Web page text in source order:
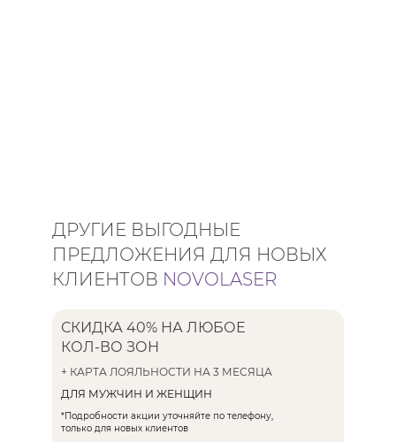
ДРУГИЕ ВЫГОДНЫЕ
ПРЕДЛОЖЕНИЯ ДЛЯ НОВЫХ
КЛИЕНТОВ NOVOLASER
СКИДКА 40% НА ЛЮБОЕ
КОЛ-ВО ЗОН
+ КАРТА ЛОЯЛЬНОСТИ НА 3 МЕСЯЦА
ДЛЯ МУЖЧИН И ЖЕНЩИН
*Подробности акции уточняйте по телефону,
только для новых клиентов